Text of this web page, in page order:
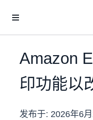
Amazon
印功能以
发布于: 2026年6